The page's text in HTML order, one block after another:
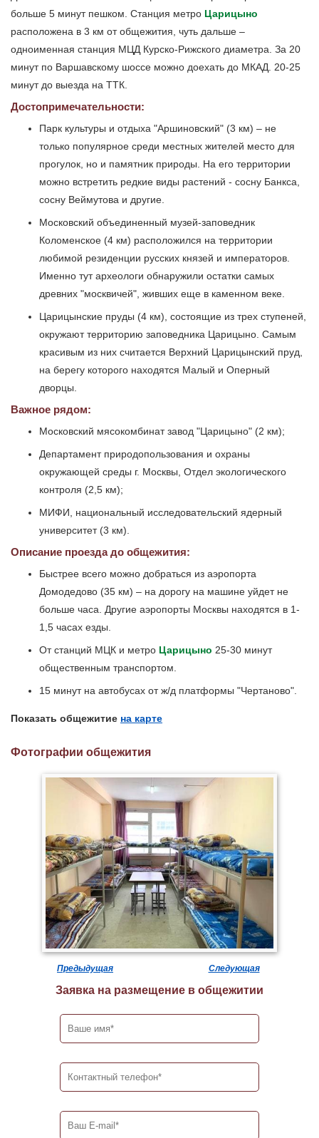
больше 5 минут пешком. Станция метро Царицыно
расположена в 3 км от общежития, чуть дальше –
одноименная станция МЦД Курско-Рижского диаметра. За 20
минут по Варшавскому шоссе можно доехать до МКАД. 20-25
минут до выезда на ТТК.
Достопримечательности:
Парк культуры и отдыха "Аршиновский" (3 км) – не
только популярное среди местных жителей место для
прогулок, но и памятник природы. На его территории
можно встретить редкие виды растений - сосну Банкса,
сосну Веймутова и другие.
Московский объединенный музей-заповедник
Коломенское (4 км) расположился на территории
любимой резиденции русских князей и императоров.
Именно тут археологи обнаружили остатки самых
древних "москвичей", живших еще в каменном веке.
Царицынские пруды (4 км), состоящие из трех ступеней,
окружают территорию заповедника Царицыно. Самым
красивым из них считается Верхний Царицынский пруд,
на берегу которого находятся Малый и Оперный
дворцы.
Важное рядом:
Московский мясокомбинат завод "Царицыно" (2 км);
Департамент природопользования и охраны
окружающей среды г. Москвы, Отдел экологического
контроля (2,5 км);
МИФИ, национальный исследовательский ядерный
университет (3 км).
Описание проезда до общежития:
Быстрее всего можно добраться из аэропорта
Домодедово (35 км) – на дорогу на машине уйдет не
больше часа. Другие аэропорты Москвы находятся в 1-
1,5 часах езды.
От станций МЦК и метро Царицыно 25-30 минут
общественным транспортом.
15 минут на автобусах от ж/д платформы "Чертаново".
Показать общежитие на карте
Фотографии общежития
Предыдущая Следующая
Заявка на размещение в общежитии